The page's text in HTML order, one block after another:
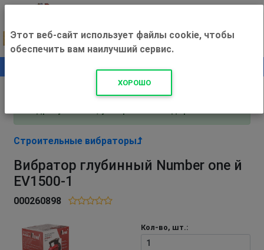
+500 ₽
Внимание! С 3 августа магазин работает по
Строительные вибраторы
Вибратор глубинный Number one й
EV1500-1
000260898
Кол-во, шт.:
Этот веб-сайт использует файлы cookie, чтобы
обеспечить вам наилучший сервис.
ХОРОШО